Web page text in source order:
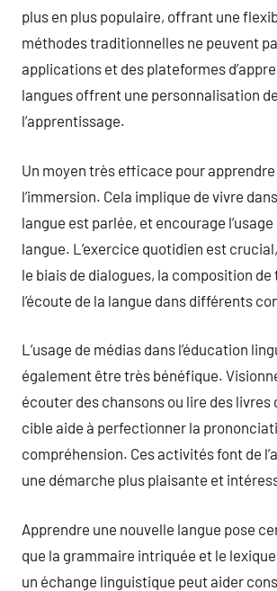
plus en plus populaire, offrant une
méthodes traditionnelles ne peuvent
applications et des plateformes
langues offrent une personnalisation de
l’apprentissage.
Un moyen très efficace pour
l’immersion. Cela implique de vivre
langue est parlée, et encourage
langue. L’exercice quotidien est
le biais de dialogues, la composition de
l’écoute de la langue dans différents
L’usage de médias dans l’éducation
également être très bénéfique.
écouter des chansons ou lire des livres
cible aide à perfectionner la
compréhension. Ces activités font de
une démarche plus plaisante et
Apprendre une nouvelle langue pose
que la grammaire intriquée et le
un échange linguistique peut aider